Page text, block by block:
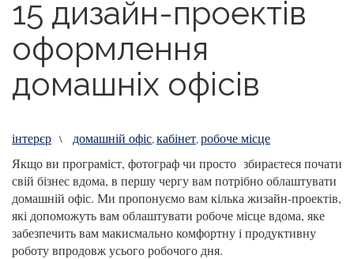
15 дизайн-проектів
оформлення
домашніх офісів
інтерєр \ домашній офіс,кабінет,робоче місце
Якщо ви програміст, фотограф чи просто збираєтеся почати
свій бізнес вдома, в першу чергу вам потрібно облаштувати
домашній офіс. Ми пропонуємо вам кілька жизайн-проектів,
які допоможуть вам облаштувати робоче місце вдома, яке
забезпечить вам макисмально комфортну і продуктивну
роботу впродовж усього робочого дня.